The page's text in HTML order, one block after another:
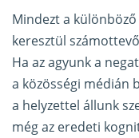
Mindezt a
keresztül
Ha az agyunk a
a közösségi médián
a helyzettel állunk
még az eredeti